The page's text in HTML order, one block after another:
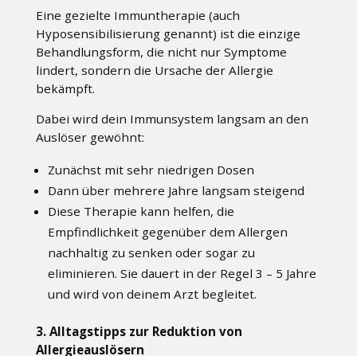
Eine gezielte Immuntherapie (auch
Hyposensibilisierung genannt) ist die einzige
Behandlungsform, die nicht nur Symptome
lindert, sondern die Ursache der Allergie
bekämpft.
Dabei wird dein Immunsystem langsam an den
Auslöser gewöhnt:
Zunächst mit sehr niedrigen Dosen
Dann über mehrere Jahre langsam steigend
Diese Therapie kann helfen, die
Empfindlichkeit gegenüber dem Allergen
nachhaltig zu senken oder sogar zu
eliminieren. Sie dauert in der Regel 3 – 5 Jahre
und wird von deinem Arzt begleitet.
3. Alltagstipps zur Reduktion von
Allergieauslösern